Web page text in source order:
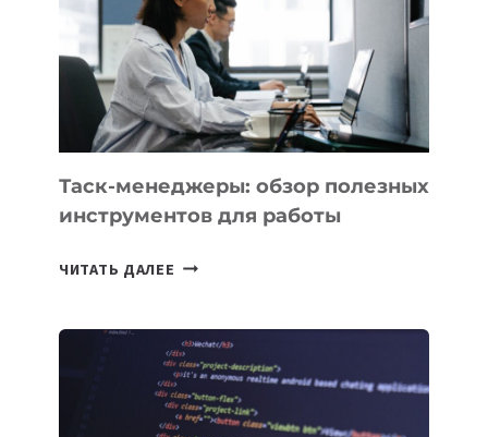
3
ЗАДАЧИ
ЕМУ
МОЖНО
ПОРУЧИТЬ
УЖЕ
СЕГОДНЯ
Таск-менеджеры: обзор полезных
инструментов для работы
ЧИТАТЬ ДАЛЕЕ ТАСК-
ПОЛЕЗНЫХ
ИНСТРУМЕНТОВ
ДЛЯ
РАБОТЫ